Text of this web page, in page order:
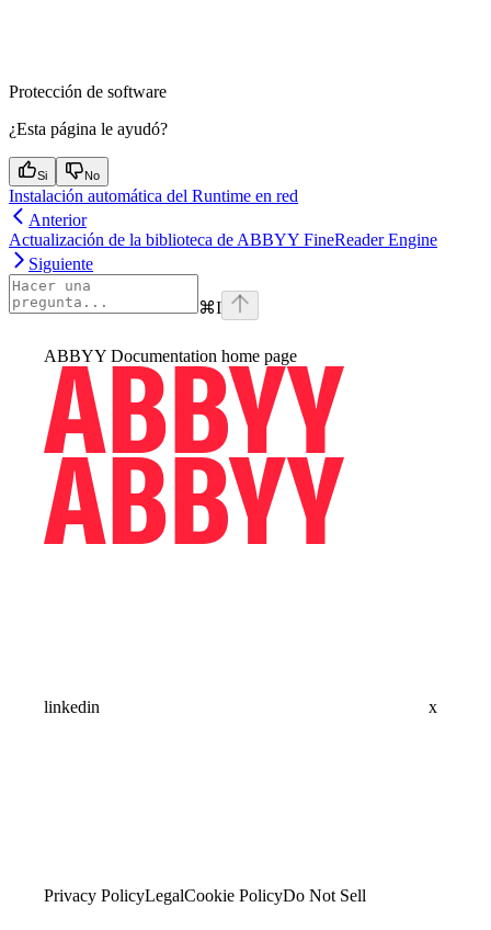
Protección de software
¿Esta página le ayudó?
Si No
Instalación automática del Runtime en red
Anterior
Actualización de la biblioteca de ABBYY FineReader Engine
Siguiente
⌘I
ABBYY Documentation home page
linkedin x
Privacy PolicyLegalCookie PolicyDo Not Sell